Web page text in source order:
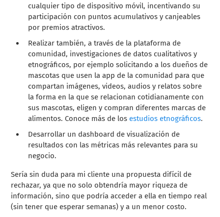
cualquier tipo de dispositivo móvil, incentivando su
participación con puntos acumulativos y canjeables
por premios atractivos.
Realizar también, a través de la plataforma de
comunidad, investigaciones de datos cualitativos y
etnográficos, por ejemplo solicitando a los dueños de
mascotas que usen la app de la comunidad para que
compartan imágenes, videos, audios y relatos sobre
la forma en la que se relacionan cotidianamente con
sus mascotas, eligen y compran diferentes marcas de
alimentos. Conoce más de los estudios etnográficos.
Desarrollar un dashboard de visualización de
resultados con las métricas más relevantes para su
negocio.
Sería sin duda para mi cliente una propuesta difícil de
rechazar, ya que no solo obtendría mayor riqueza de
información, sino que podría acceder a ella en tiempo real
(sin tener que esperar semanas) y a un menor costo.